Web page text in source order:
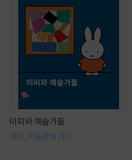
미피와 예술가들
미피, 미술관에 가다